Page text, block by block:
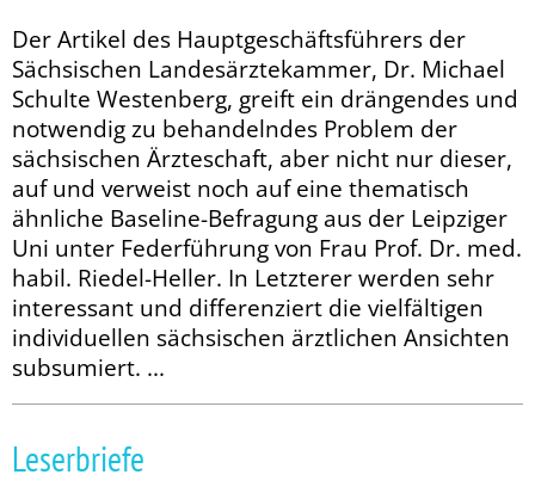
Der Artikel des Hauptgeschäftsführers der
Sächsischen Landesärztekammer, Dr. Michael
Schulte Westenberg, greift ein drängendes und
notwendig zu be­­handelndes Problem der
sächsischen Ärzteschaft, aber nicht nur dieser,
auf und verweist noch auf eine thematisch
ähnliche Baseline-Befragung aus der Leipziger
Uni unter Federführung von Frau Prof. Dr. med.
habil. Riedel-Heller. In Letzterer werden sehr
interessant und differenziert die vielfältigen
individuellen sächsischen ärztlichen Ansichten
subsumiert. ...
Leserbriefe